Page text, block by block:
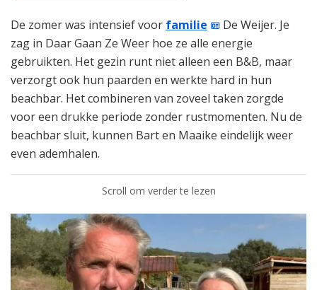
De zomer was intensief voor familie
De Weijer. Je
zag in Daar Gaan Ze Weer hoe ze alle energie
gebruikten. Het gezin runt niet alleen een B&B, maar
verzorgt ook hun paarden en werkte hard in hun
beachbar. Het combineren van zoveel taken zorgde
voor een drukke periode zonder rustmomenten. Nu de
beachbar sluit, kunnen Bart en Maaike eindelijk weer
even ademhalen.
Scroll om verder te lezen